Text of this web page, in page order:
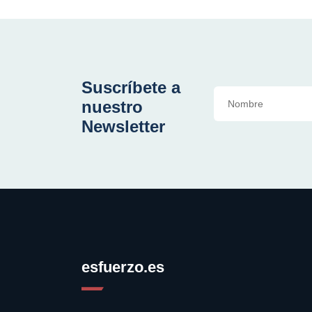
Suscríbete a
nuestro
Newsletter
esfuerzo.es